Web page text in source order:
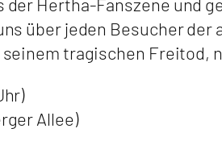
Hertha-Fanszene und
über jeden Besucher
seinem tragischen Freitod,
Allee)